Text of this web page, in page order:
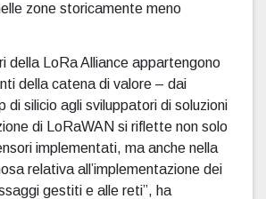
zone storicamente meno
della LoRa Alliance appartengono
della catena di valore – dai
di silicio agli sviluppatori di soluzioni
di LoRaWAN si riflette non solo
implementati, ma anche nella
relativa all’implementazione dei
gestiti e alle reti”, ha